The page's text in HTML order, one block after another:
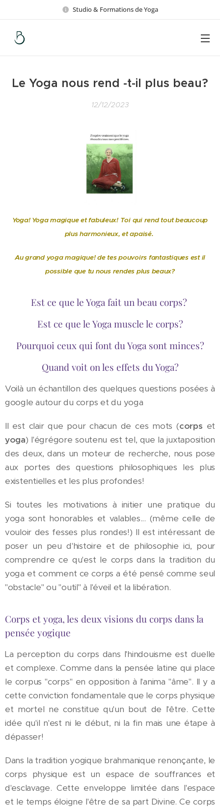
Studio & Formations de Yoga
Le Yoga nous rend -t-il plus beau?
12/12/2023
Yoga! Yoga magique et fabuleux! Toi qui rend tout beaucoup
plus harmonieux, et apaisé.
Au grand yoga magique! de tes pouvoirs fantastiques est il
possible que tu nous rendes plus beaux?
Est ce que le Yoga fait un beau corps?
Est ce que le Yoga muscle le corps?
Pourquoi ceux qui font du Yoga sont minces?
Quand voit on les effets du Yoga?
Voilà un échantillon des quelques questions posées à
google autour du corps et du yoga
Il est clair que pour chacun de ces mots (corps et
yoga) l'égrégore soutenu est tel, que la juxtaposition
des deux, dans un moteur de recherche, nous pose
aux portes des questions philosophiques les plus
existentielles et les plus profondes!
Si toutes les motivations à initier une pratique du
yoga sont honorables et valables... (même celle de
vouloir des fesses plus rondes!) Il est intéressant de
poser un peu d'histoire et de philosophie ici, pour
comprendre ce qu'est le corps dans la tradition du
yoga et comment ce corps a été pensé comme seul
"obstacle" ou "outil" à l'éveil et la libération.
Corps et yoga, les deux visions du corps dans la
pensée yogique
La perception du corps dans l'hindouisme est duelle
et complexe. Comme dans la pensée latine qui place
le corpus "corps" en opposition à l'anima "âme". Il y a
cette conviction fondamentale que le corps physique
et mortel ne constitue qu'un bout de l'être. Cette
idée qu'il n'est ni le début, ni la fin mais une étape à
dépasser!
Dans la tradition yogique brahmanique renonçante, le
corps physique est un espace de souffrances et
d'esclavage. Cette enveloppe limitée dans l'espace
et le temps éloigne l'être de sa part Divine. Ce corps